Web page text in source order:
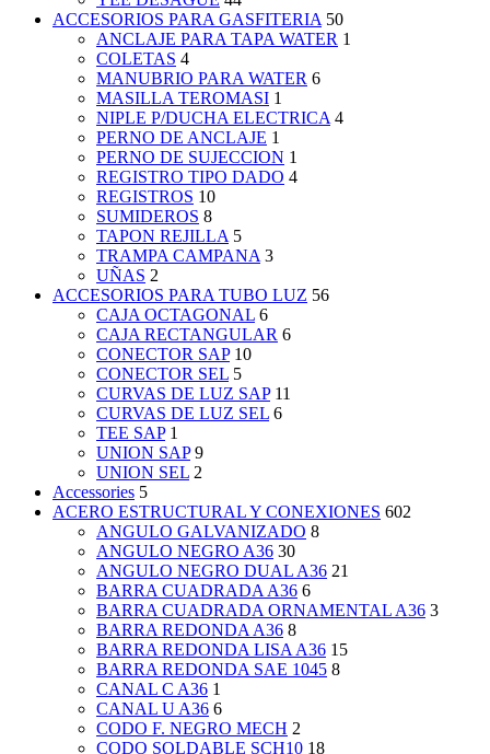
ACCESORIOS PARA GASFITERIA 50
ANCLAJE PARA TAPA WATER 1
COLETAS 4
MANUBRIO PARA WATER 6
MASILLA TEROMASI 1
NIPLE P/DUCHA ELECTRICA 4
PERNO DE ANCLAJE 1
PERNO DE SUJECCION 1
REGISTRO TIPO DADO 4
REGISTROS 10
SUMIDEROS 8
TAPON REJILLA 5
TRAMPA CAMPANA 3
UÑAS 2
ACCESORIOS PARA TUBO LUZ 56
CAJA OCTAGONAL 6
CAJA RECTANGULAR 6
CONECTOR SAP 10
CONECTOR SEL 5
CURVAS DE LUZ SAP 11
CURVAS DE LUZ SEL 6
TEE SAP 1
UNION SAP 9
UNION SEL 2
Accessories 5
ACERO ESTRUCTURAL Y CONEXIONES 602
ANGULO GALVANIZADO 8
ANGULO NEGRO A36 30
ANGULO NEGRO DUAL A36 21
BARRA CUADRADA A36 6
BARRA CUADRADA ORNAMENTAL A36 3
BARRA REDONDA A36 8
BARRA REDONDA LISA A36 15
BARRA REDONDA SAE 1045 8
CANAL C A36 1
CANAL U A36 6
CODO F. NEGRO MECH 2
CODO SOLDABLE SCH10 18